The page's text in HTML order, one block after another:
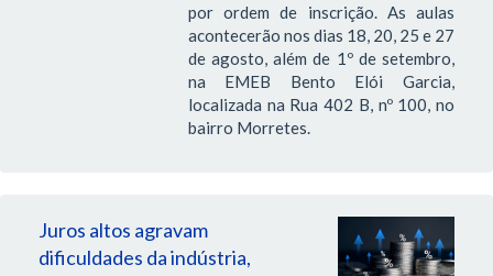
por ordem de inscrição. As aulas
acontecerão nos dias 18, 20, 25 e 27
de agosto, além de 1º de setembro,
na EMEB Bento Elói Garcia,
localizada na Rua 402 B, nº 100, no
bairro Morretes.
Juros altos agravam
dificuldades da indústria,